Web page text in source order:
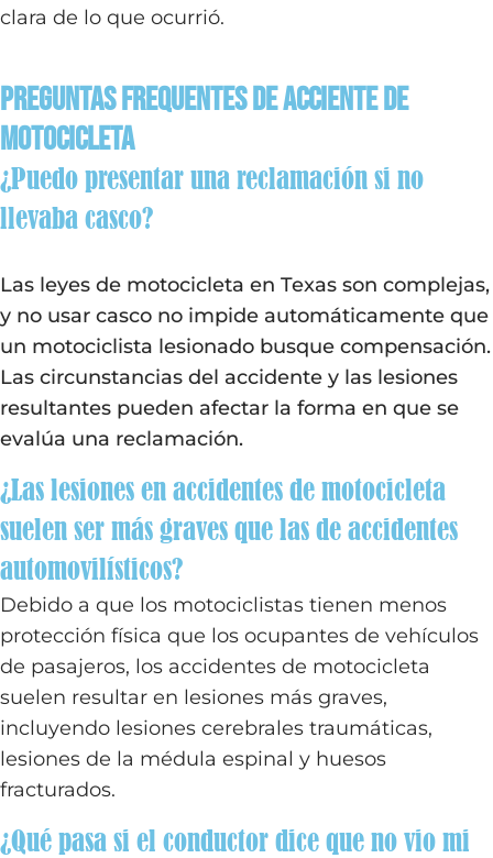
clara de lo que ocurrió.
Preguntas Frequentes de acciente de
motocicleta
¿Puedo presentar una reclamación si no
llevaba casco?
Las leyes de motocicleta en Texas son complejas,
y no usar casco no impide automáticamente que
un motociclista lesionado busque compensación.
Las circunstancias del accidente y las lesiones
resultantes pueden afectar la forma en que se
evalúa una reclamación.
¿Las lesiones en accidentes de motocicleta
suelen ser más graves que las de accidentes
automovilísticos?
Debido a que los motociclistas tienen menos
protección física que los ocupantes de vehículos
de pasajeros, los accidentes de motocicleta
suelen resultar en lesiones más graves,
incluyendo lesiones cerebrales traumáticas,
lesiones de la médula espinal y huesos
fracturados.
¿Qué pasa si el conductor dice que no vio mi